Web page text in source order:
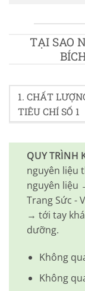
TẠI SAO
1. CHẤT
TIÊU CHÍ SỐ 1
QUY TRÌNH
nguyên liệu
nguyên liệu
Trang Sức -
→ tới tay
dưỡng.
Không
Không